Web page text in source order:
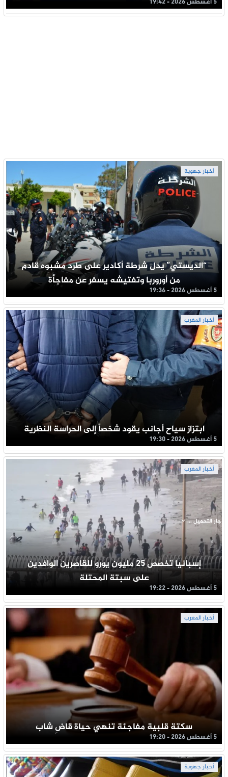
أخبار جهوية
“الديستي” يدل شرطة أكادير على طرد مشبوه قادم
من أوروربا وتفتيشه يسفر عن مفاجأة
5 أغسطس 2026 - 19:36
أخبار المغرب
ابتزاز سياح أجانب يقود شخصاً إلى الحراسة النظرية
5 أغسطس 2026 - 19:30
أخبار المغرب
إسبانيا تخصص 25 مليون يورو للقاصرين الوافدين
على سبتة المحتلة
5 أغسطس 2026 - 19:22
أخبار المغرب
سكتة قلبية مفاجئة تنهي حياة قاضِ شاب
5 أغسطس 2026 - 19:20
أخبار جهوية
جار التحميل ...